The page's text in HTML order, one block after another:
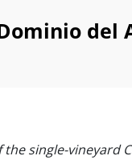
del
the single-vineyard